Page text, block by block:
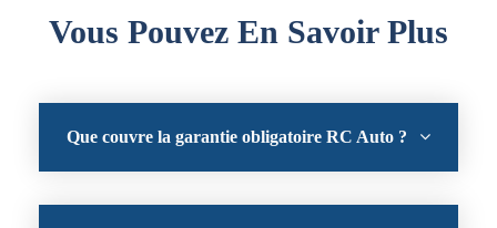
Vous Pouvez En Savoir Plus
Que couvre la garantie obligatoire RC Auto ?